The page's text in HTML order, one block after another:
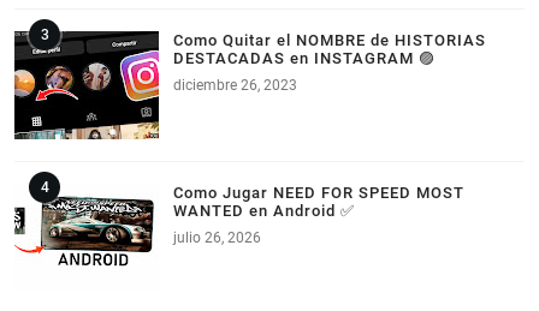
Como Quitar el NOMBRE de HISTORIAS
DESTACADAS en INSTAGRAM 🟣
diciembre 26, 2023
Como Jugar NEED FOR SPEED MOST
WANTED en Android ✅
julio 26, 2026